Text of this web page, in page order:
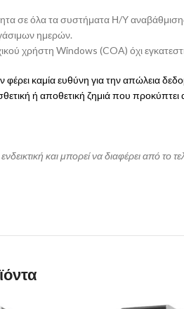
σε όλα τα συστήματα Η/Υ
ημερών.
χρήστη Windows (COA) όχι
καμία ευθύνη για την απώλεια
ή αποθετική ζημιά που
και μπορεί να διαφέρει από το